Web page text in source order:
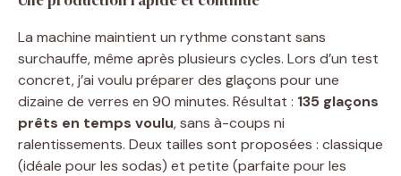
La machine maintient un rythme constant sans
surchauffe, même après plusieurs cycles. Lors d’un test
concret, j’ai voulu préparer des glaçons pour une
dizaine de verres en 90 minutes. Résultat : 135 glaçons
prêts en temps voulu, sans à-coups ni
ralentissements. Deux tailles sont proposées : classique
(idéale pour les sodas) et petite (parfaite pour les